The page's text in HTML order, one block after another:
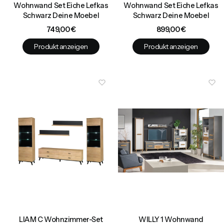
Wohnwand Set Eiche Lefkas
Schwarz Deine Moebel
Preis
749,00 €
Produkt anzeigen
Wohnwand Set Eiche Lefkas
Schwarz Deine Moebel
Preis
899,00 €
Produkt anzeigen
LIAM C Wohnzimmer-Set
WILLY 1 Wohnwand